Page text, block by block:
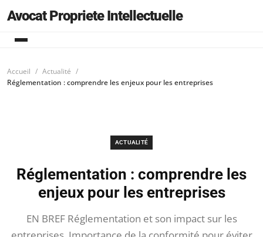
Avocat Propriete Intellectuelle
Accueil
Actualité
Réglementation : comprendre les enjeux pour les entreprises
ACTUALITÉ
Réglementation : comprendre les
enjeux pour les entreprises
EN BREF Réglementation et son impact sur les